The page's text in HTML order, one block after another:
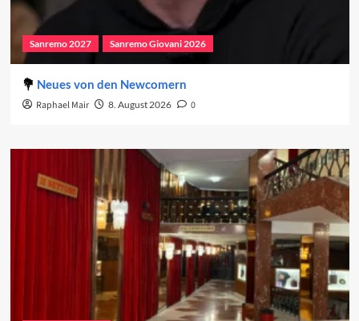
Sanremo 2027 Sanremo Giovani 2026
Neues von den Newcomern
Raphael Mair 8. August 2026 0